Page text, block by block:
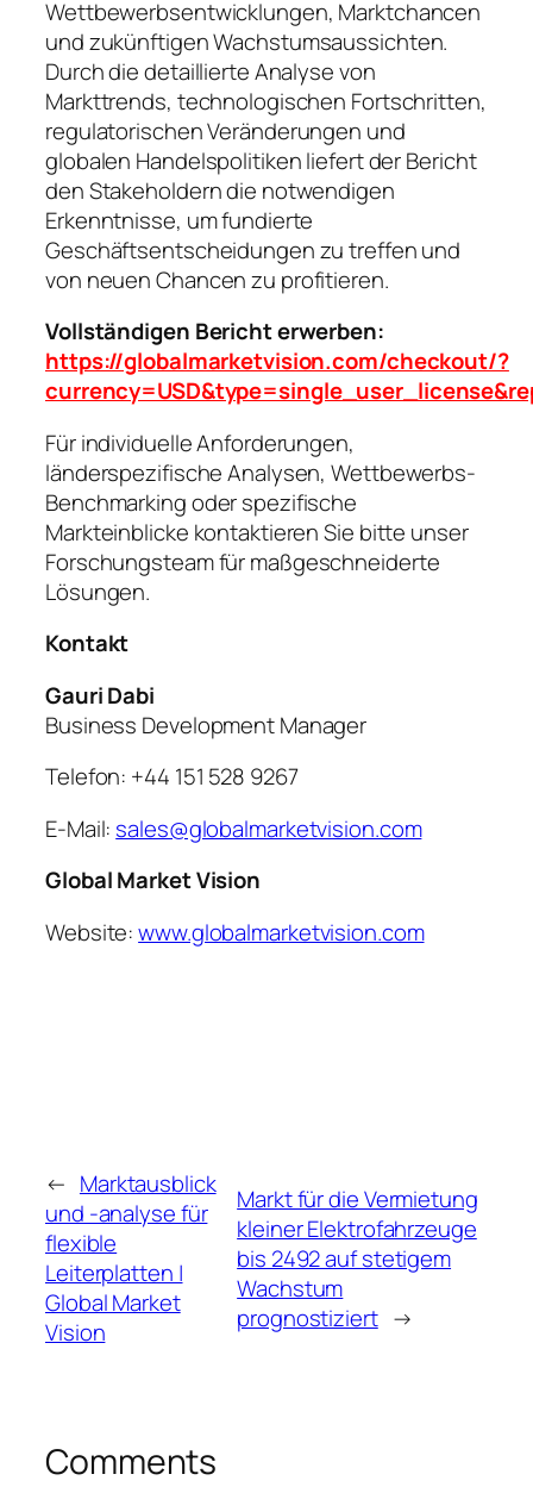
Wettbewerbsentwicklungen, Marktchancen
und zukünftigen Wachstumsaussichten.
Durch die detaillierte Analyse von
Markttrends, technologischen Fortschritten,
regulatorischen Veränderungen und
globalen Handelspolitiken liefert der Bericht
den Stakeholdern die notwendigen
Erkenntnisse, um fundierte
Geschäftsentscheidungen zu treffen und
von neuen Chancen zu profitieren.
Vollständigen Bericht erwerben:
https://globalmarketvision.com/checkout/?
Für individuelle Anforderungen,
länderspezifische Analysen, Wettbewerbs-
Benchmarking oder spezifische
Markteinblicke kontaktieren Sie bitte unser
Forschungsteam für maßgeschneiderte
Lösungen.
Kontakt
Gauri Dabi
Business Development Manager
Telefon: +44 151 528 9267
E-Mail: sales@globalmarketvision.com
Global Market Vision
Website:www.globalmarketvision.com
← Marktausblick
und -analyse für
flexible
Leiterplatten |
Global Market
Vision
Markt für die Vermietung
kleiner Elektrofahrzeuge
bis 2492 auf stetigem
Wachstum
prognostiziert →
Comments